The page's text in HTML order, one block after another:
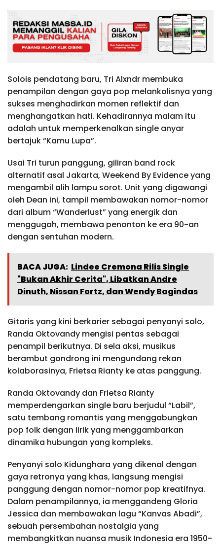
Solois pendatang baru, Tri Alxndr membuka
penampilan dengan gaya pop melankolisnya yang
sukses menghadirkan momen reflektif dan
menghangatkan hati. Kehadirannya malam itu
adalah untuk memperkenalkan single anyar
bertajuk “Kamu Lupa”.
Usai Tri turun panggung, giliran band rock
alternatif asal Jakarta, Weekend By Evidence yang
mengambil alih lampu sorot. Unit yang digawangi
oleh Dean ini, tampil membawakan nomor-nomor
dari album “Wanderlust” yang energik dan
menggugah, membawa penonton ke era 90-an
dengan sentuhan modern.
BACA JUGA: Lindee Cremona Rilis Single
"Bukan Akhir Cerita", Libatkan Andre
Dinuth, Nissan Fortz, dan Wendy Bagindas
Gitaris yang kini berkarier sebagai penyanyi solo,
Randa Oktovandy mengisi pentas sebagai
penampil berikutnya. Di sela aksi, musikus
berambut gondrong ini mengundang rekan
kolaborasinya, Frietsa Rianty ke atas panggung.
Randa Oktovandy dan Frietsa Rianty
memperdengarkan single baru berjudul “Labil”,
satu tembang romantis yang menggabungkan
pop folk dengan lirik yang menggambarkan
dinamika hubungan yang kompleks.
Penyanyi solo Kidunghara yang dikenal dengan
gaya retronya yang khas, langsung mengisi
panggung dengan nomor-nomor pop kreatifnya.
Dalam penampilannya, ia menggandeng Gloria
Jessica dan membawakan lagu “Kanvas Abadi”,
sebuah persembahan nostalgia yang
membangkitkan nuansa musik Indonesia era 1950-